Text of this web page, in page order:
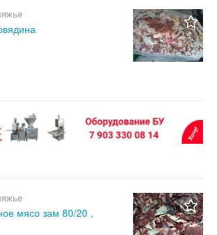
мясо зам 80/20 ,